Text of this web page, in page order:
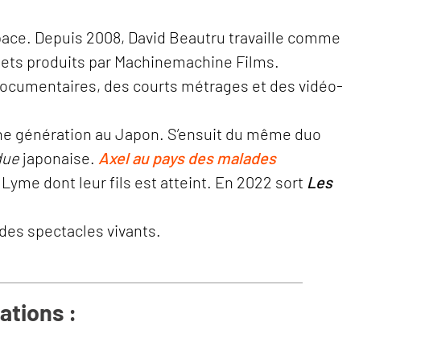
Depuis 2008, David Beautru travaille comme
produits par Machinemachine Films.
des courts métrages et des vidéo-
génération au Japon. S’ensuit du même duo
japonaise. Axel au pays des malades
dont leur fils est atteint. En 2022 sort Les
spectacles vivants.
: